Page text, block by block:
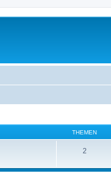
THEMEN
2